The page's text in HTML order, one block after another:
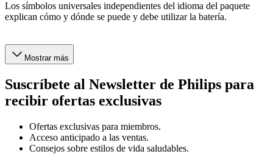
Los símbolos universales independientes del idioma del paquete
explican cómo y dónde se puede y debe utilizar la batería.
Mostrar más
Suscríbete al Newsletter de Philips para
recibir ofertas exclusivas
Ofertas exclusivas para miembros.
Acceso anticipado a las ventas.
Consejos sobre estilos de vida saludables.